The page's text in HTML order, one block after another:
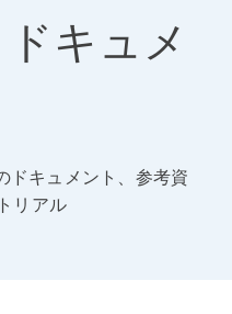
キュメ
キュメント、参考資
リアル